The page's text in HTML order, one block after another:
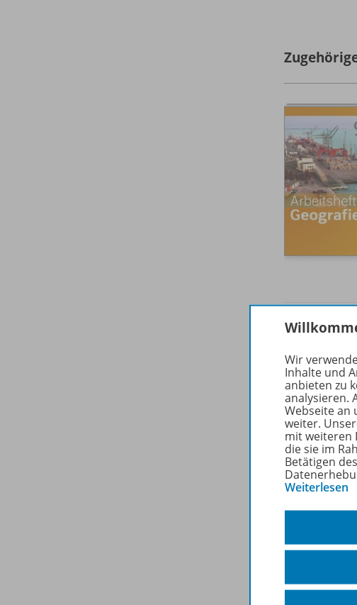
Wir
Inhalte und
anbieten zu
analysieren.
Webseite an
weiter.
mit weiteren
die sie im
Betätigen
Weiterlesen